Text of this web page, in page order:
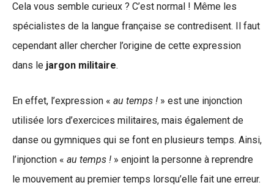
Cela vous semble curieux ? C’est normal ! Même les
spécialistes de la langue française se contredisent. Il faut
cependant aller chercher l’origine de cette expression
dans le jargon militaire.
En effet, l’expression « au temps ! » est une injonction
utilisée lors d’exercices militaires, mais également de
danse ou gymniques qui se font en plusieurs temps. Ainsi,
l’injonction « au temps ! » enjoint la personne à reprendre
le mouvement au premier temps lorsqu’elle fait une erreur.